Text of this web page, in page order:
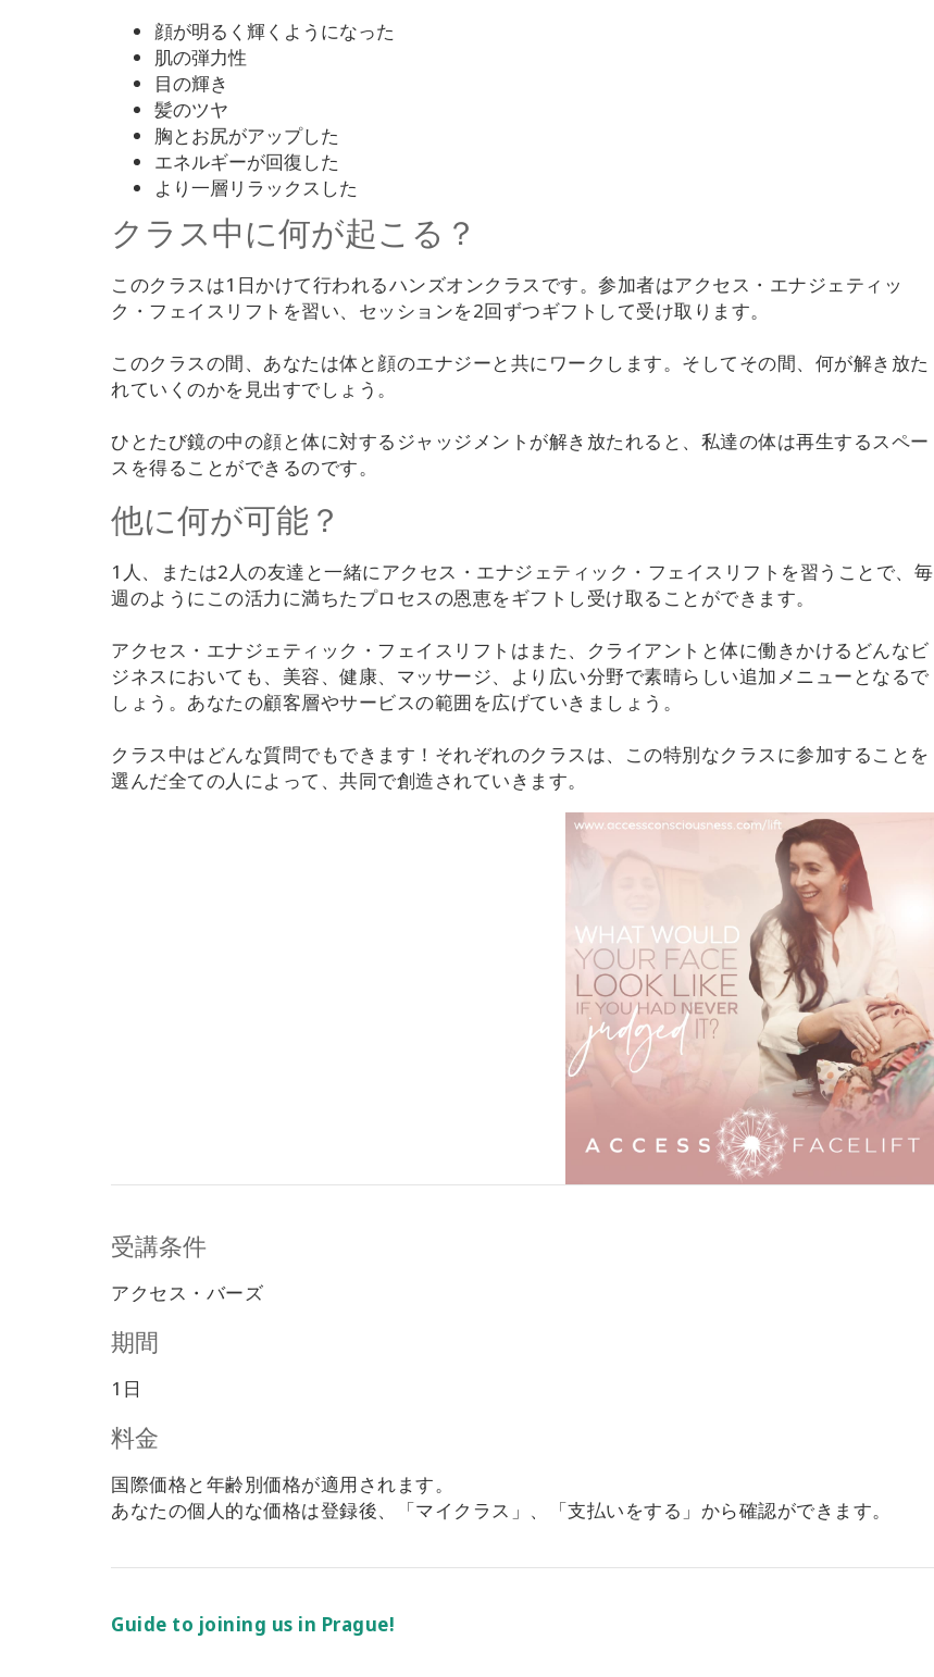
顔が明るく輝くようになった
肌の弾力性
目の輝き
髪のツヤ
胸とお尻がアップした
エネルギーが回復した
より一層リラックスした
クラス中に何が起こる？
このクラスは1日かけて行われるハンズオンクラスです。参加者はアクセス・エナジェティッ
ク・フェイスリフトを習い、セッションを2回ずつギフトして受け取ります。
このクラスの間、あなたは体と顔のエナジーと共にワークします。そしてその間、何が解き放た
れていくのかを見出すでしょう。
ひとたび鏡の中の顔と体に対するジャッジメントが解き放たれると、私達の体は再生するスペー
スを得ることができるのです。
他に何が可能？
1人、または2人の友達と一緒にアクセス・エナジェティック・フェイスリフトを習うことで、毎
週のようにこの活力に満ちたプロセスの恩恵をギフトし受け取ることができます。
アクセス・エナジェティック・フェイスリフトはまた、クライアントと体に働きかけるどんなビ
ジネスにおいても、美容、健康、マッサージ、より広い分野で素晴らしい追加メニューとなるで
しょう。あなたの顧客層やサービスの範囲を広げていきましょう。
クラス中はどんな質問でもできます！それぞれのクラスは、この特別なクラスに参加することを
選んだ全ての人によって、共同で創造されていきます。
受講条件
アクセス・バーズ
期間
1日
料金
国際価格と年齢別価格が適用されます。
あなたの個人的な価格は登録後、「マイクラス」、「支払いをする」から確認ができます。
Guide to joining us in Prague!